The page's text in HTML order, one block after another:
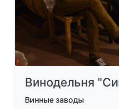
Винодельня
Винные заводы